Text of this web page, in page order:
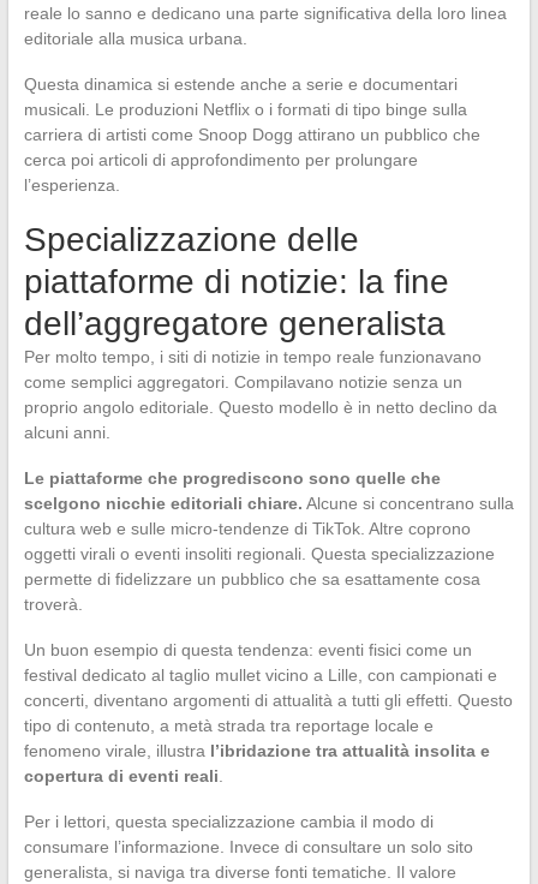
reale lo sanno e dedicano una parte significativa della loro linea
editoriale alla musica urbana.
Questa dinamica si estende anche a serie e documentari
musicali. Le produzioni Netflix o i formati di tipo binge sulla
carriera di artisti come Snoop Dogg attirano un pubblico che
cerca poi articoli di approfondimento per prolungare
l’esperienza.
Specializzazione delle
piattaforme di notizie: la fine
dell’aggregatore generalista
Per molto tempo, i siti di notizie in tempo reale funzionavano
come semplici aggregatori. Compilavano notizie senza un
proprio angolo editoriale. Questo modello è in netto declino da
alcuni anni.
Le piattaforme che progrediscono sono quelle che
scelgono nicchie editoriali chiare. Alcune si concentrano sulla
cultura web e sulle micro-tendenze di TikTok. Altre coprono
oggetti virali o eventi insoliti regionali. Questa specializzazione
permette di fidelizzare un pubblico che sa esattamente cosa
troverà.
Un buon esempio di questa tendenza: eventi fisici come un
festival dedicato al taglio mullet vicino a Lille, con campionati e
concerti, diventano argomenti di attualità a tutti gli effetti. Questo
tipo di contenuto, a metà strada tra reportage locale e
fenomeno virale, illustra l’ibridazione tra attualità insolita e
copertura di eventi reali.
Per i lettori, questa specializzazione cambia il modo di
consumare l’informazione. Invece di consultare un solo sito
generalista, si naviga tra diverse fonti tematiche. Il valore